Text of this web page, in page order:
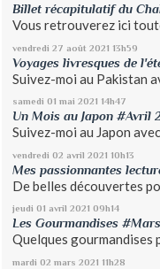
Billet récapitulatif du
Vous retrouverez ici
vendredi 27 août 2021 13h59
Voyages livresques de
Suivez-moi au Pakistan
samedi 01 mai 2021 14h47
Un Mois au Japon #Avril
Suivez-moi au Japon
vendredi 02 avril 2021 10h13
Mes passionnantes
De belles découvertes
jeudi 01 avril 2021 09h14
Les Gourmandises
Quelques gourmandises
mardi 02 mars 2021 11h28